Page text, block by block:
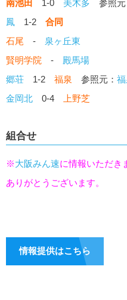
南池田 1-0 美木多 参照元
鳳 1-2 合同
石尾 - 泉ヶ丘東
賢明学院 - 殿馬場
郷荘 1-2 福泉 参照元：
金岡北 0-4 上野芝
組合せ
※大阪みん速に情報いただき
ありがとうございます。
情報提供はこちら